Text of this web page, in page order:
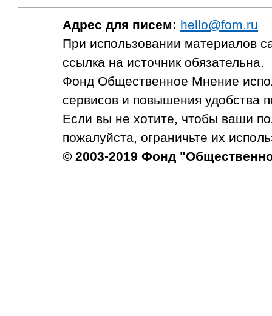
Адрес для писем: hello@fom.ru
При использовании материалов
ссылка на источник обязательна.
Фонд Общественное Мнение
сервисов и повышения удобства
Если вы не хотите, чтобы ваши
пожалуйста, ограничьте их
© 2003-2019 Фонд